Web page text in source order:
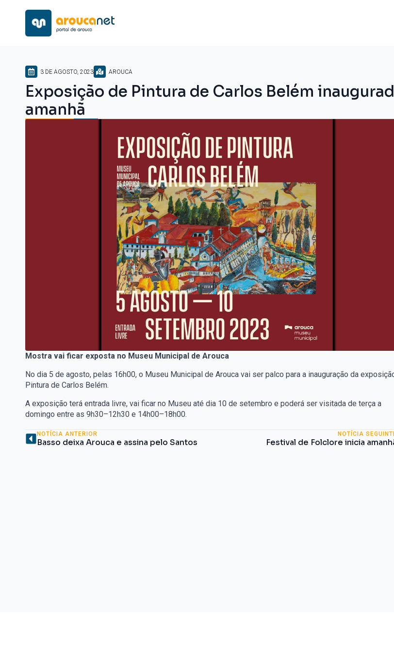
3 DE AGOSTO, 2023 AROUCA
Exposição de Pintura de Carlos Belém
amanhã
Mostra vai ficar exposta no Museu Municipal de Arouca
No dia 5 de agosto, pelas 16h00, o Museu Municipal de Arouca vai ser palco para a inauguração da
Pintura de Carlos Belém.
A exposição terá entrada livre, vai ficar no Museu até dia 10 de setembro e poderá ser visitada de terça a
domingo entre as 9h30–12h30 e 14h00–18h00.
NOTÍCIA ANTERIOR
Basso deixa Arouca e assina pelo Santos
NOTÍCIA
Festival de Folclore inicia